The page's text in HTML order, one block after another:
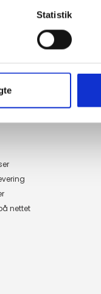
Statistik
nettet